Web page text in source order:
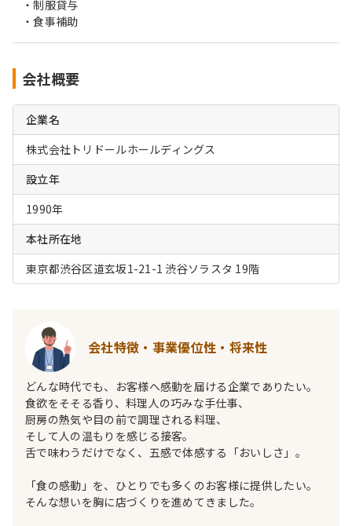
・制服貸与
・食事補助
会社概要
企業名
株式会社トリドールホールディングス
設立年
1990年
本社所在地
東京都渋谷区道玄坂1-21-1 渋谷ソラスタ 19階
会社特徴・事業優位性・将来性
どんな時代でも、お客様へ感動を届ける企業でありたい。
食欲をそそる香り、料理人の巧みな手仕事、
厨房の熱気や目の前で調理される料理、
そして人の温もりを感じる接客。
舌で味わうだけでなく、五感で体感する「おいしさ」。
「食の感動」を、ひとりでも多くのお客様に提供したい。
そんな想いを胸に店づくりを進めてきました。